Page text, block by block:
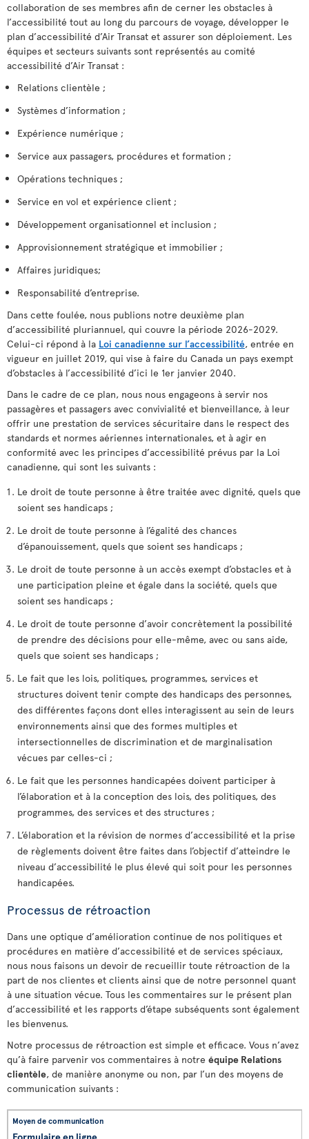
collaboration de ses membres afin de cerner les obstacles à
l’accessibilité tout au long du parcours de voyage, développer le
plan d’accessibilité d’Air Transat et assurer son déploiement. Les
équipes et secteurs suivants sont représentés au comité
accessibilité d’Air Transat :
Relations clientèle ;
Systèmes d’information ;
Expérience numérique ;
Service aux passagers, procédures et formation ;
Opérations techniques ;
Service en vol et expérience client ;
Développement organisationnel et inclusion ;
Approvisionnement stratégique et immobilier ;
Affaires juridiques;
Responsabilité d’entreprise.
Dans cette foulée, nous publions notre deuxième plan
d’accessibilité pluriannuel, qui couvre la période 2026-2029.
Celui-ci répond à la Loi canadienne sur l’accessibilité, entrée en
vigueur en juillet 2019, qui vise à faire du Canada un pays exempt
d’obstacles à l’accessibilité d’ici le 1er janvier 2040.
Dans le cadre de ce plan, nous nous engageons à servir nos
passagères et passagers avec convivialité et bienveillance, à leur
offrir une prestation de services sécuritaire dans le respect des
standards et normes aériennes internationales, et à agir en
conformité avec les principes d’accessibilité prévus par la Loi
canadienne, qui sont les suivants :
Le droit de toute personne à être traitée avec dignité, quels que
soient ses handicaps ;
Le droit de toute personne à l’égalité des chances
d’épanouissement, quels que soient ses handicaps ;
Le droit de toute personne à un accès exempt d’obstacles et à
une participation pleine et égale dans la société, quels que
soient ses handicaps ;
Le droit de toute personne d’avoir concrètement la possibilité
de prendre des décisions pour elle-même, avec ou sans aide,
quels que soient ses handicaps ;
Le fait que les lois, politiques, programmes, services et
structures doivent tenir compte des handicaps des personnes,
des différentes façons dont elles interagissent au sein de leurs
environnements ainsi que des formes multiples et
intersectionnelles de discrimination et de marginalisation
vécues par celles-ci ;
Le fait que les personnes handicapées doivent participer à
l’élaboration et à la conception des lois, des politiques, des
programmes, des services et des structures ;
L’élaboration et la révision de normes d’accessibilité et la prise
de règlements doivent être faites dans l’objectif d’atteindre le
niveau d’accessibilité le plus élevé qui soit pour les personnes
handicapées.
Processus de rétroaction
Dans une optique d’amélioration continue de nos politiques et
procédures en matière d’accessibilité et de services spéciaux,
nous nous faisons un devoir de recueillir toute rétroaction de la
part de nos clientes et clients ainsi que de notre personnel quant
à une situation vécue. Tous les commentaires sur le présent plan
d’accessibilité et les rapports d’étape subséquents sont également
les bienvenus.
Notre processus de rétroaction est simple et efficace. Vous n’avez
qu’à faire parvenir vos commentaires à notre équipe Relations
clientèle, de manière anonyme ou non, par l’un des moyens de
communication suivants :